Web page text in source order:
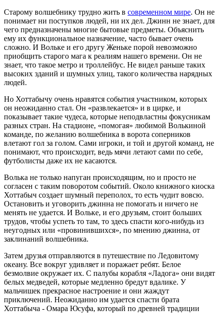
Старому волшебнику трудно жить в современном мире. Он не
понимает ни поступков людей, ни их дел. Джинн не знает, для
чего предназначены многие бытовые предметы. Объяснить
ему их функциональное назначение, часто бывает очень
сложно. И Вольке и его другу Женьке порой невозможно
приобщить старого мага к реалиям нашего времени. Он не
знает, что такое метро и троллейбус. Не видел раньше таких
высоких зданий и шумных улиц, такого количества нарядных
людей.
Но Хоттабычу очень нравятся события участником, которых
он неожиданно стал. Он «развлекается» и в цирке, и
показывает такие чудеса, которые неподвластны фокусникам
разных стран. На стадионе, «помогая» любимой Волькиной
команде, по желанию волшебника в ворота соперников
влетают гол за голом. Сами игроки, и той и другой команд, не
понимают, что происходит, ведь мячи летают сами по себе,
футболисты даже их не касаются.
Волька не только напуган происходящим, но и просто не
согласен с таким поворотом событий. Около книжного киоска
Хоттабыч создает шумный переполох, то есть чудит вовсю.
Остановить и уговорить джинна не помогать и ничего не
менять не удается. И Вольке, и его друзьям, стоит больших
трудов, чтобы успеть то там, то здесь спасти кого-нибудь из
неугодных или «провинившихся», по мнению джинна, от
заклинаний волшебника.
Затем друзья отправляются в путешествие по Ледовитому
океану. Все вокруг удивляет и поражает ребят. Белое
безмолвие окружает их. С палубы корабля «Ладога» они видят
белых медведей, которые медленно бредут вдалике. У
мальчишек прекрасное настроение и они жаждут
приключений. Неожиданно им удается спасти брата
Хоттабыча - Омара Юсуфа, который по древней традиции